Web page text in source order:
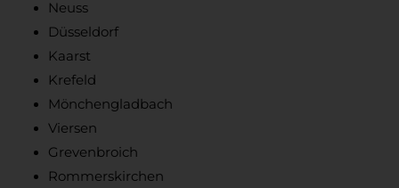
Neuss
Düsseldorf
Kaarst
Krefeld
Mönchengladbach
Viersen
Grevenbroich
Rommerskirchen